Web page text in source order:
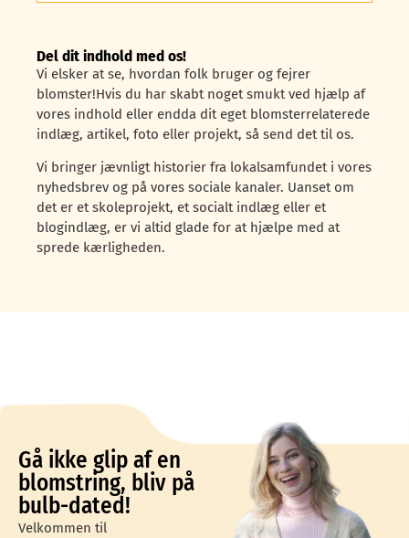
Del dit indhold med os!
Vi elsker at se, hvordan folk bruger og fejrer
blomster!Hvis du har skabt noget smukt ved hjælp af
vores indhold eller endda dit eget blomsterrelaterede
indlæg, artikel, foto eller projekt, så send det til os.
Vi bringer jævnligt historier fra lokalsamfundet i vores
nyhedsbrev og på vores sociale kanaler. Uanset om
det er et skoleprojekt, et socialt indlæg eller et
blogindlæg, er vi altid glade for at hjælpe med at
sprede kærligheden.
Gå ikke glip af en
blomstring, bliv på
bulb-dated!
Velkommen til